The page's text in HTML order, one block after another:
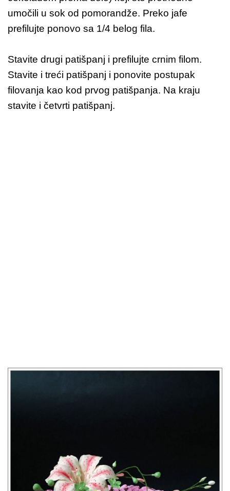
umočili u sok od pomorandže. Preko jafe
prefilujte ponovo sa 1/4 belog fila.
Stavite drugi patišpanj i prefilujte crnim filom.
Stavite i treći patišpanj i ponovite postupak
filovanja kao kod prvog patišpanja. Na kraju
stavite i četvrti patišpanj.